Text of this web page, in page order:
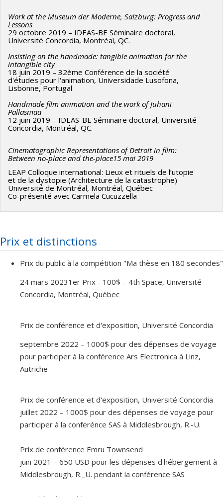
Work at the Museum der Moderne, Salzburg: Progress and
Lessons
29 octobre 2019 – IDEAS-BE Séminaire doctoral,
Université Concordia, Montréal, QC.
Insisting on the handmade: tangible animation for the
intangible city
18 juin 2019 – 32ème Conférence de la société
d'études pour l'animation, Universidade Lusofona,
Lisbonne, Portugal
Handmade film animation and the work of Juhani
Pallasmaa
12 juin 2019 – IDEAS-BE Séminaire doctoral, Université
Concordia, Montréal, QC.
Cinematographic Representations of Detroit in film:
Between no-place and the-place15 mai 2019
LEAP Colloque international: Lieux et rituels de l’utopie
et de la dystopie (Architecture de la catastrophe)
Université de Montréal, Montréal, Québec
Co-présenté avec Carmela Cucuzzella
Prix et distinctions
Prix du public à la compétition "Ma thèse en 180 secondes"
24 mars 20231er Prix - 100$ – 4th Space, Université
Concordia, Montréal, Québec
Prix de conférence et d'exposition, Université Concordia
septembre 2022 – 1000$ pour des dépenses de voyage
pour participer à la conférence Ars Electronica à Linz,
Autriche
Prix de conférence et d'exposition, Université Concordia
juillet 2022 – 1000$ pour des dépenses de voyage pour
participer à la conferénce SAS à Middlesbrough, R.-U.
Prix de conférence Emru Townsend
juin 2021 – 650 USD pour les dépenses d'hébergement à
Middlesbrough, R._U. pendant la conférence SAS